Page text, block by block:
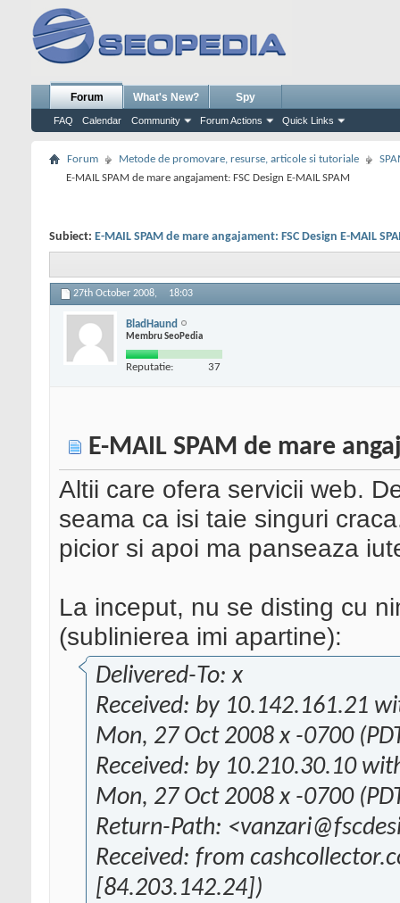
Forum
FAQ Calendar Community Forum Actions Quick Links
What's New? Spy
Forum Metode de promovare, resurse, articole si tutoriale
E-MAIL SPAM de mare angajament: FSC Design E-MAIL SPAM
Subiect: E-MAIL SPAM de mare angajament: FSC Design E-MAIL
27th October 2008, 18:03
BladHaund
Membru SeoPedia
Reputatie: 37
E-MAIL SPAM de mare
Altii care ofera servicii web.
seama ca isi taie singuri
picior si apoi ma panseaza
La inceput, nu se disting cu
(sublinierea imi apartine):
Delivered-To: x
Received: by 10.142.161.21
Mon, 27 Oct 2008 x -0700
Received: by 10.210.30.10
Mon, 27 Oct 2008 x -0700
Return-Path:
Received: from
[84.203.142.24])